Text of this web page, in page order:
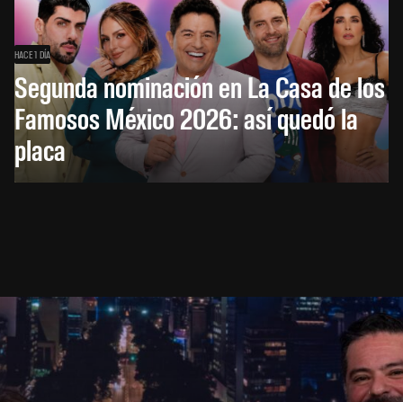
HACE 1 DÍA
Segunda nominación en La Casa de los
Famosos México 2026: así quedó la
placa